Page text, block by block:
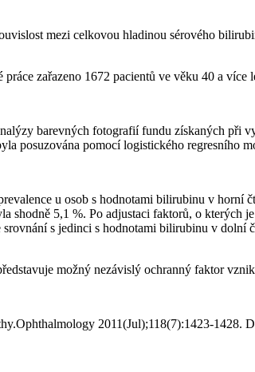
mezi celkovou hladinou sérového
zařazeno 1672 pacientů ve věku 40 a
barevných fotografií fundu získaných
posuzována pomocí logistického regresního
u osob s hodnotami bilirubinu v
shodně 5,1 %. Po adjustaci faktorů, o kterých
s jedinci s hodnotami bilirubinu v
možný nezávislý ochranný faktor
2011(Jul);118(7):1423-1428.